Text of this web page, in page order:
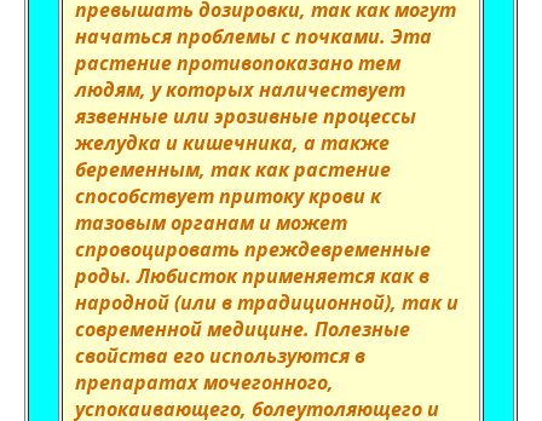
превышать дозировки, так как могут
начаться проблемы с почками. Эта
растение противопоказано тем
людям, у которых наличествует
язвенные или эрозивные процессы
желудка и кишечника, а также
беременным, так как растение
способствует притоку крови к
тазовым органам и может
спровоцировать преждевременные
роды. Любисток применяется как в
народной (или в традиционной), так и
современной медицине. Полезные
свойства его используются в
препаратах мочегонного,
успокаивающего, болеутоляющего и